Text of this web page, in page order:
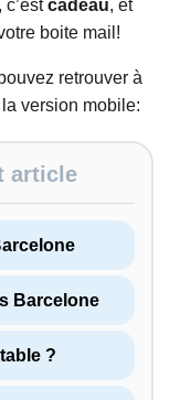
c’estcadeau, et
boite mail!
retrouver à
version mobile:
article
Barcelone
?